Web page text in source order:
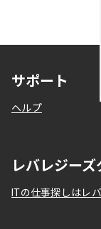
サポート
ヘルプ
レバレジー
ITの仕事探しはレ